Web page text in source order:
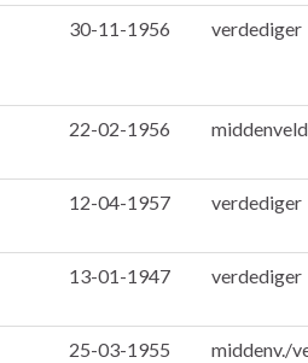
30-11-1956 verdediger
22-02-1956
12-04-1957 verdediger
13-01-1947 verdediger
25-03-1955 middenv./